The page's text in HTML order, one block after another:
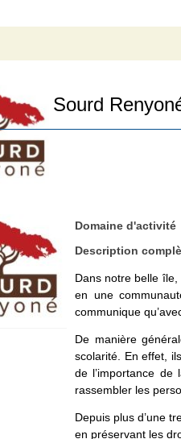
Sourd
Domaine d'activité
Description
Dans notre belle
en une
communique
De manière
scolarité. En effet,
de l’importance
rassembler les
Depuis plus d’une
en préservant les